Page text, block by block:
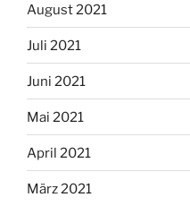
August 2021
Juli 2021
Juni 2021
Mai 2021
April 2021
März 2021